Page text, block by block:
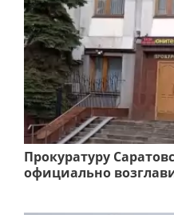
Прокуратуру
официально